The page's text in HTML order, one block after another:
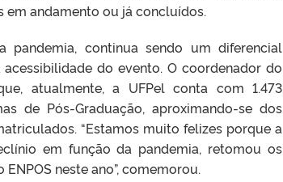
andamento ou já concluídos.
continua sendo um diferencial
do evento. Ocoordenador do
atualmente, a UFPel conta com 1.473
de Pós-Graduação, aproximando-se dos
“Estamos muito felizes porque a
em função da pandemia, retomou os
neste ano”, comemorou.